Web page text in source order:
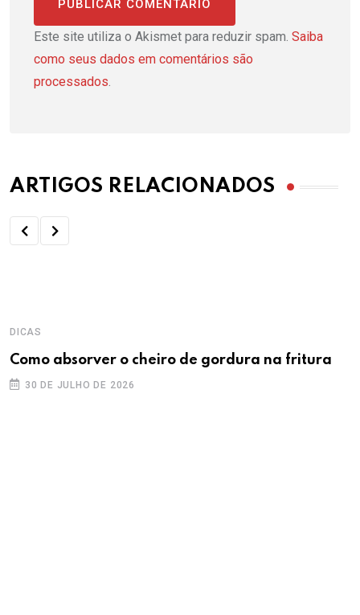
Este site utiliza o Akismet para reduzir spam. Saiba
como seus dados em comentários são
processados.
ARTIGOS RELACIONADOS
DICAS
Como absorver o cheiro de gordura na fritura
30 DE JULHO DE 2026